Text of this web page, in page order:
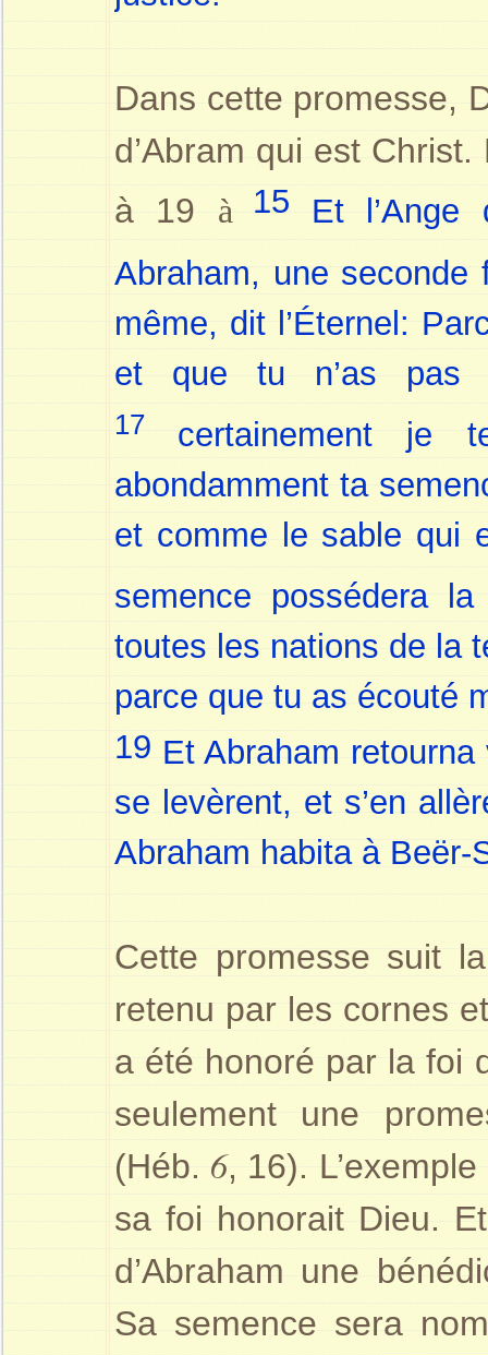
Dans cette promesse,
d’Abram qui est
à 19 à 15 Et l’Ange
Abraham, une
même, dit l’Éternel:
et que tu n’as pas
17 certainement je
abondamment ta
et comme le sable qui
semence possédera
toutes les nations de la
parce que tu as écouté
19 Et Abraham
se levèrent, et s’en
Abraham habita à Beër-
Cette promesse suit
retenu par les cornes
a été honoré par la foi
seulement une
(Héb. 6, 16).
sa foi honorait Dieu.
d’Abraham une
Sa semence sera